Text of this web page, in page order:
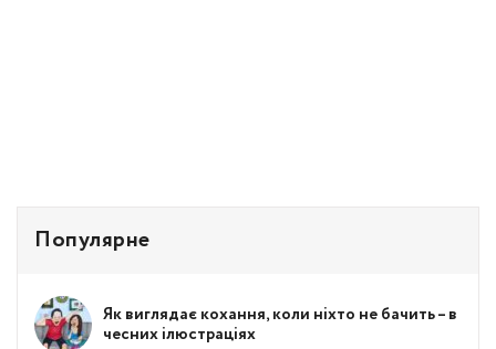
Популярне
Як виглядає кохання, коли ніхто не бачить – в
чесних ілюстраціях